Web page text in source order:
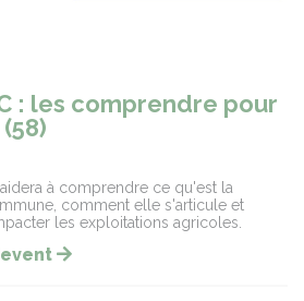
: les comprendre pour
à comprendre ce qu'est la
comment elle s'articule et
les exploitations agricoles.